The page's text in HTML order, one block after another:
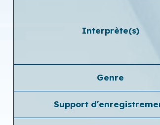
Interprète(s)
Genre
Support